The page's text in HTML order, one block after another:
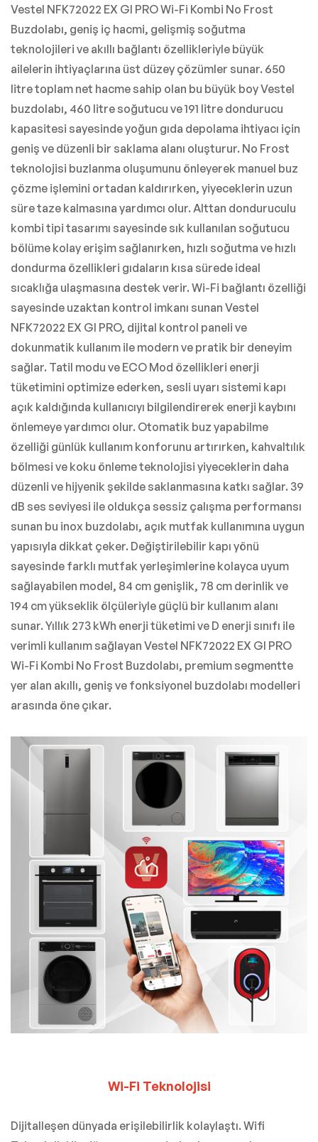
Vestel NFK72022 EX GI PRO Wi-Fi Kombi No Frost
Buzdolabı, geniş iç hacmi, gelişmiş soğutma
teknolojileri ve akıllı bağlantı özellikleriyle büyük
ailelerin ihtiyaçlarına üst düzey çözümler sunar. 650
litre toplam net hacme sahip olan bu büyük boy Vestel
buzdolabı, 460 litre soğutucu ve 191 litre dondurucu
kapasitesi sayesinde yoğun gıda depolama ihtiyacı için
geniş ve düzenli bir saklama alanı oluşturur. No Frost
teknolojisi buzlanma oluşumunu önleyerek manuel buz
çözme işlemini ortadan kaldırırken, yiyeceklerin uzun
süre taze kalmasına yardımcı olur. Alttan donduruculu
kombi tipi tasarımı sayesinde sık kullanılan soğutucu
bölüme kolay erişim sağlanırken, hızlı soğutma ve hızlı
dondurma özellikleri gıdaların kısa sürede ideal
sıcaklığa ulaşmasına destek verir. Wi-Fi bağlantı özelliği
sayesinde uzaktan kontrol imkanı sunan Vestel
NFK72022 EX GI PRO, dijital kontrol paneli ve
dokunmatik kullanım ile modern ve pratik bir deneyim
sağlar. Tatil modu ve ECO Mod özellikleri enerji
tüketimini optimize ederken, sesli uyarı sistemi kapı
açık kaldığında kullanıcıyı bilgilendirerek enerji kaybını
önlemeye yardımcı olur. Otomatik buz yapabilme
özelliği günlük kullanım konforunu artırırken, kahvaltılık
bölmesi ve koku önleme teknolojisi yiyeceklerin daha
düzenli ve hijyenik şekilde saklanmasına katkı sağlar. 39
dB ses seviyesi ile oldukça sessiz çalışma performansı
sunan bu inox buzdolabı, açık mutfak kullanımına uygun
yapısıyla dikkat çeker. Değiştirilebilir kapı yönü
sayesinde farklı mutfak yerleşimlerine kolayca uyum
sağlayabilen model, 84 cm genişlik, 78 cm derinlik ve
194 cm yükseklik ölçüleriyle güçlü bir kullanım alanı
sunar. Yıllık 273 kWh enerji tüketimi ve D enerji sınıfı ile
verimli kullanım sağlayan Vestel NFK72022 EX GI PRO
Wi-Fi Kombi No Frost Buzdolabı, premium segmentte
yer alan akıllı, geniş ve fonksiyonel buzdolabı modelleri
arasında öne çıkar.
Wi-Fi Teknolojisi
Dijitalleşen dünyada erişilebilirlik kolaylaştı. Wifi